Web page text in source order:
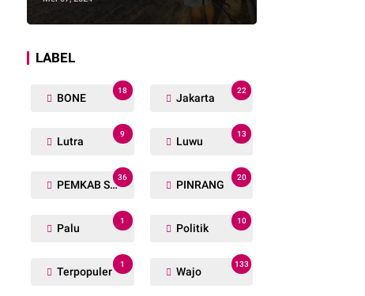
LABEL
BONE
18
Jakarta
22
Lutra
9
Luwu
13
PEMKAB SOPPENG
36
PINRANG
20
Palu
1
Politik
10
Terpopuler
1
Wajo
133